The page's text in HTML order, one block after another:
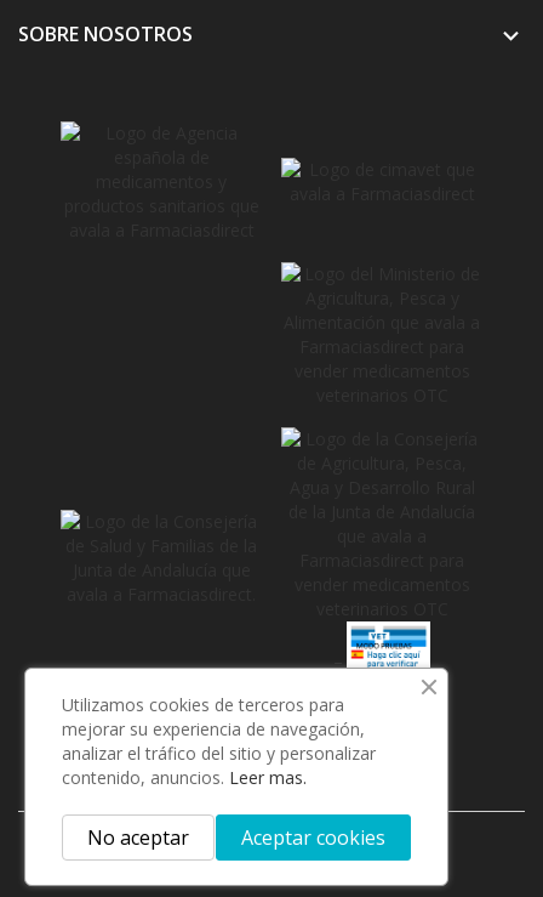
SOBRE NOSOTROS 
Utilizamos cookies de terceros para
mejorar su experiencia de navegación,
analizar el tráfico del sitio y personalizar
contenido, anuncios. Leer mas.
Aceptar cookies
No aceptar